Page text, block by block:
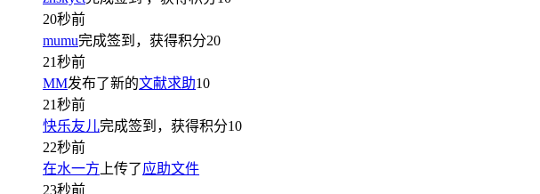
20秒前
mumu完成签到，获得积分20
21秒前
MM发布了新的文献求助10
21秒前
快乐友儿完成签到，获得积分10
22秒前
在水一方 上传了应助文件
23秒前